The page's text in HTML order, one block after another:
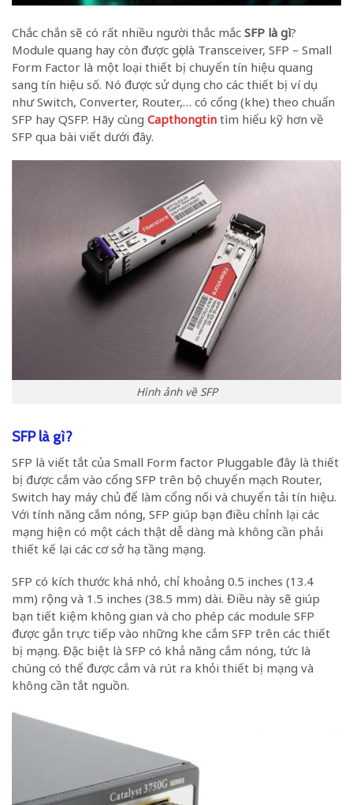
Chắc chắn sẽ có rất nhiều người thắc mắc SFP là gì?
Module quang hay còn được gọi là Transceiver, SFP – Small
Form Factor là một loại thiết bị chuyển tín hiệu quang
sang tín hiệu số. Nó được sử dụng cho các thiết bị ví dụ
như Switch, Converter, Router,… có cổng (khe) theo chuẩn
SFP hay QSFP. Hãy cùng Capthongtin tìm hiểu kỹ hơn về
SFP qua bài viết dưới đây.
Hình ảnh về SFP
SFP là gì?
SFP là viết tắt của Small Form factor Pluggable đây là thiết
bị được cắm vào cổng SFP trên bộ chuyển mạch Router,
Switch hay máy chủ để làm cổng nối và chuyển tải tín hiệu.
Với tính năng cắm nóng, SFP giúp bạn điều chỉnh lại các
mạng hiện có một cách thật dễ dàng mà không cần phải
thiết kế lại các cơ sở hạ tầng mạng.
SFP có kích thước khá nhỏ, chỉ khoảng 0.5 inches (13.4
mm) rộng và 1.5 inches (38.5 mm) dài. Điều này sẽ giúp
bạn tiết kiệm không gian và cho phép các module SFP
được gắn trực tiếp vào những khe cắm SFP trên các thiết
bị mạng. Đặc biệt là SFP có khả năng cắm nóng, tức là
chúng có thể được cắm và rút ra khỏi thiết bị mạng và
không cần tắt nguồn.